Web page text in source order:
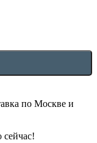
для
по Москве и
сейчас!